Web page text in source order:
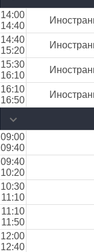
14:00
14:40
14:40
15:20
15:30
16:10
16:10
16:50
09:00
09:40
09:40
10:20
10:30
11:10
11:10
11:50
12:00
12:40